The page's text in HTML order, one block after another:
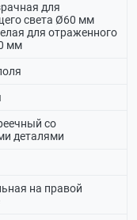
для
света Ø60 мм
для отраженного
мм
со
деталями
на правой